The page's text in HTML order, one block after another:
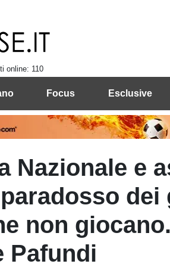
online: 110
Focus Esclusive
Nazionale e
dei
non
Pafundi